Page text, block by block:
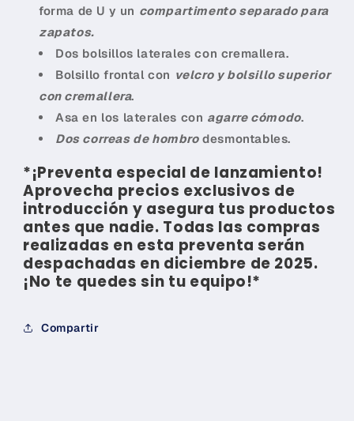
forma de U y un compartimento separado para
zapatos.
Dos bolsillos laterales con cremallera.
Bolsillo frontal con velcro y bolsillo superior
con cremallera.
Asa en los laterales con agarre cómodo.
Dos correas de hombrodesmontables.
*¡Preventa especial de lanzamiento!
Aprovecha precios exclusivos de
introducción y asegura tus productos
antes que nadie. Todas las compras
realizadas en esta preventa serán
despachadas en diciembre de 2025.
¡No te quedes sin tu equipo!*
Compartir